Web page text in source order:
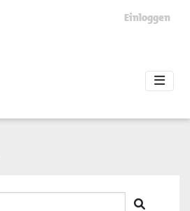
Einloggen